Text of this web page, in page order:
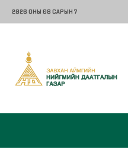
2026 ОНЫ 08 САРЫН 7